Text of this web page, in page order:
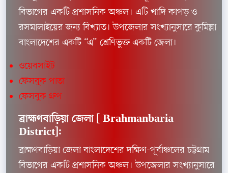
বিভাগের একটি প্রশাসনিক অঞ্চল। এটি খাদি কাপড় ও
রসমালাইয়ের জন্য বিখ্যাত। উপজেলার সংখ্যানুসারে কুমিল্লা
বাংলাদেশের একটি “এ” শ্রেণিভুক্ত একটি জেলা।
ওয়েবসাইট
ফেসবুক পাতা
ফেসবুক গ্রুপ
ব্রাহ্মণবাড়িয়া জেলা [ Brahmanbaria
District]:
ব্রাহ্মণবাড়িয়া জেলা বাংলাদেশের দক্ষিণ-পূর্বাঞ্চলের চট্টগ্রাম
বিভাগের একটি প্রশাসনিক অঞ্চল। উপজেলার সংখ্যানুসারে